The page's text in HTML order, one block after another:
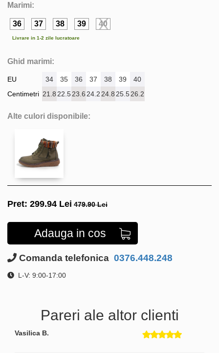
Marimi:
36 37 38 39 40
Livrare in 1-2 zile lucratoare
Ghid marimi:
EU
Centimetri
34 35 36 37 38 39
40
21.8 22.523.6 24.2 24.8 25.526.2
Alte culori disponibile:
Pret: 299.94 Lei 479.90 Lei
Adauga in cos
Comanda telefonica 0376.448.248
L-V: 9:00-17:00
Pareri ale altor clienti
Vasilica B.